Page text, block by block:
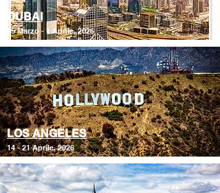
DUBAI
25 Marzo - 1 Aprile, 2026
LOS ANGELES
14 - 21 Aprile, 2026